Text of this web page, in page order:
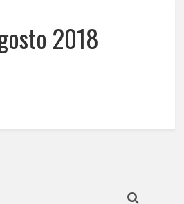
2018